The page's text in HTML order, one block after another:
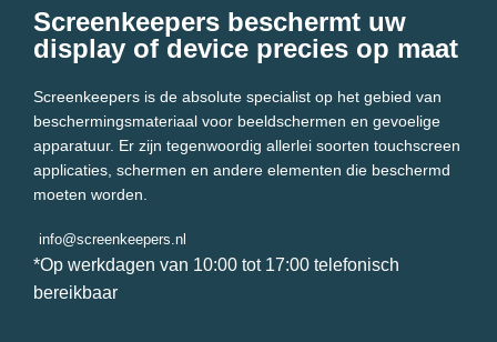
Screenkeepers beschermt uw
display of device precies op maat
Screenkeepers is de absolute specialist op het gebied van
beschermingsmateriaal voor beeldschermen en gevoelige
apparatuur. Er zijn tegenwoordig allerlei soorten touchscreen
applicaties, schermen en andere elementen die beschermd
moeten worden.
info@screenkeepers.nl
*Op werkdagen van 10:00 tot 17:00 telefonisch
bereikbaar